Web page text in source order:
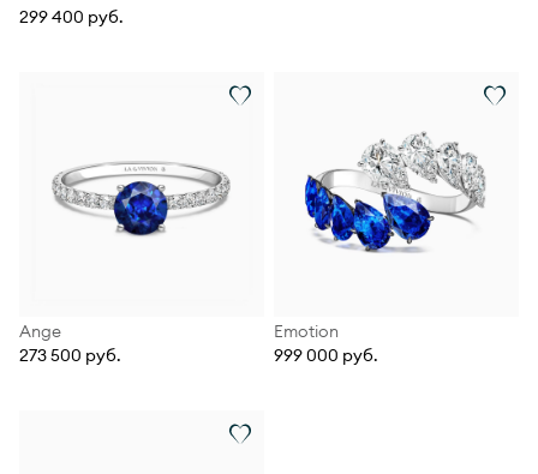
299 400 руб.
Ange
273 500 руб.
Emotion
999 000 руб.